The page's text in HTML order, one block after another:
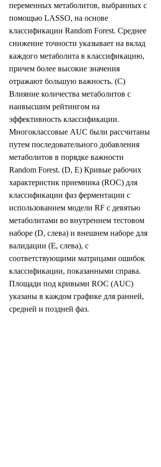
переменных метаболитов, выбранных с
помощью LASSO, на основе
классификации Random Forest. Среднее
снижение точности указывает на вклад
каждого метаболита в классификацию,
причем более высокие значения
отражают большую важность. (C)
Влияние количества метаболитов с
наивысшим рейтингом на
эффективность классификации.
Многоклассовые AUC были рассчитаны
путем последовательного добавления
метаболитов в порядке важности
Random Forest. (D, E) Кривые рабочих
характеристик приемника (ROC) для
классификации фаз ферментации с
использованием модели RF с девятью
метаболитами во внутреннем тестовом
наборе (D, слева) и внешнем наборе для
валидации (E, слева), с
соответствующими матрицами ошибок
классификации, показанными справа.
Площади под кривыми ROC (AUC)
указаны в каждом графике для ранней,
средней и поздней фаз.